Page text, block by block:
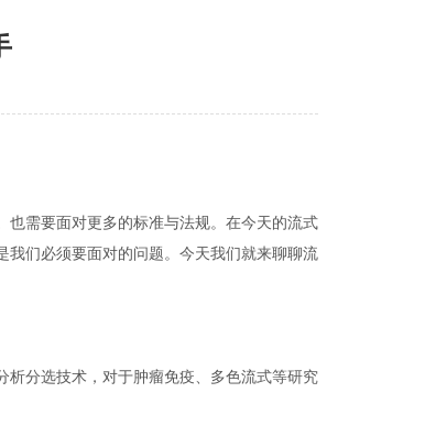
也需要面对更多的标准与法规。在今天的流式
我们必须要面对的问题。今天我们就来聊聊流
分选技术，对于肿瘤免疫、多色流式等研究